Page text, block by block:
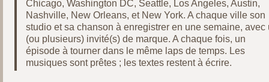
Chicago, Washington DC, Seattle, Los Angeles, Austin,
Nashville, New Orleans, et New York. A chaque ville son
studio et sa chanson à enregistrer en une semaine, avec
(ou plusieurs) invité(s) de marque. A chaque fois, un
épisode à tourner dans le même laps de temps. Les
musiques sont prêtes ; les textes restent à écrire.